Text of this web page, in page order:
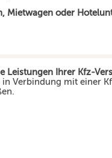
Mietwagen oder
Leistungen Ihrer Kfz-
in Verbindung mit einer